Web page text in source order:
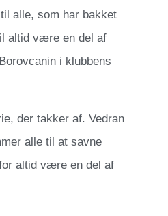
alle, som har bakket
altid være en del af
i klubbens
der takker af. Vedran
alle til at savne
altid være en del af